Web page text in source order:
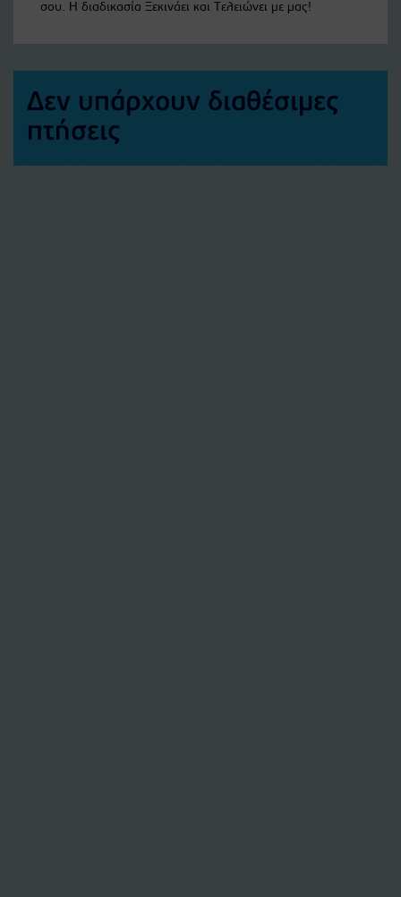
σου. Η διαδικασία Ξεκινάει και Τελειώνει με μας!
Δεν υπάρχουν διαθέσιμες
πτήσεις